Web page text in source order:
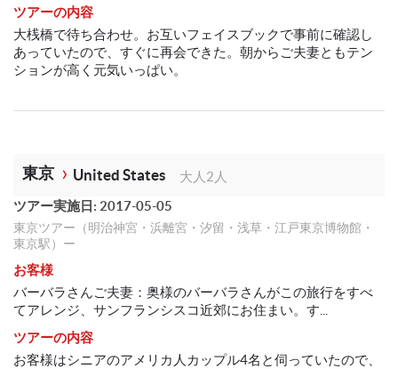
ツアーの内容
大桟橋で待ち合わせ。お互いフェイスブックで事前に確認し
あっていたので、すぐに再会できた。朝からご夫妻ともテン
ションが高く元気いっぱい。
東京 United States
大人2人
ツアー実施日: 2017-05-05
東京ツアー（明治神宮・浜離宮・汐留・浅草・江戸東京博物館・
東京駅）ー
お客様
バーバラさんご夫妻：奥様のバーバラさんがこの旅行をすべ
てアレンジ、サンフランシスコ近郊にお住まい。す...
ツアーの内容
お客様はシニアのアメリカ人カップル4名と伺っていたので、